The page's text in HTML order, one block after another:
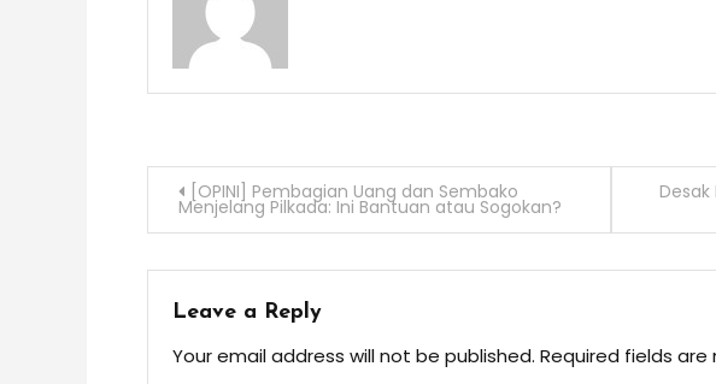
Post
navigation
[OPINI] Pembagian Uang dan Sembako
Menjelang Pilkada: Ini Bantuan atau Sogokan?
Leave a Reply
Your email address will not be published. Required fields are